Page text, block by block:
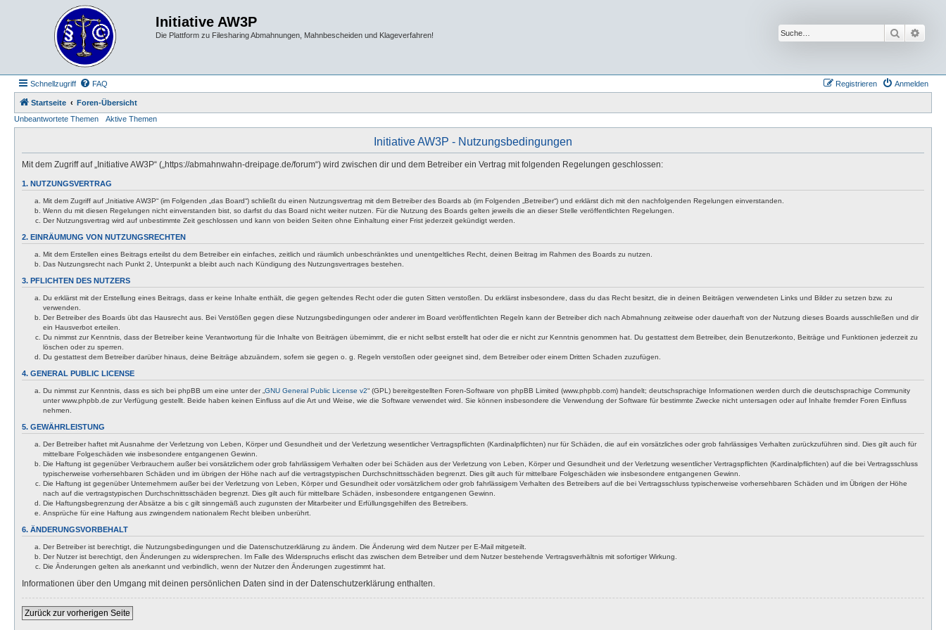
Initiative AW3P
Die Plattform zu Filesharing Abmahnungen, Mahnbescheiden und Klageverfahren! Suche
Schnellzugriff FAQ Anmelden
Registrieren
Startseite
Foren-Übersicht
Unbeantwortete Themen
Aktive Themen
Initiative AW3P - Nutzungsbedingungen
Mit dem Zugriff auf „Initiative AW3P“ („https://abmahnwahn-dreipage.de/forum“) wird zwischen dir und dem Betreiber ein Vertrag mit folgenden Regelungen geschlossen:
1. NUTZUNGSVERTRAG
Mit dem Zugriff auf „Initiative AW3P“ (im Folgenden „das Board“) schließt du einen Nutzungsvertrag mit dem Betreiber des Boards ab (im Folgenden „Betreiber“) und erklärst dich mit den nachfolgenden Regelungen einverstanden.
Wenn du mit diesen Regelungen nicht einverstanden bist, so darfst du das Board nicht weiter nutzen. Für die Nutzung des Boards gelten jeweils die an dieser Stelle veröffentlichten Regelungen.
Der Nutzungsvertrag wird auf unbestimmte Zeit geschlossen und kann von beiden Seiten ohne Einhaltung einer Frist jederzeit gekündigt werden.
2. EINRÄUMUNG VON NUTZUNGSRECHTEN
Mit dem Erstellen eines Beitrags erteilst du dem Betreiber ein einfaches, zeitlich und räumlich unbeschränktes und unentgeltliches Recht, deinen Beitrag im Rahmen des Boards zu nutzen.
Das Nutzungsrecht nach Punkt 2, Unterpunkt a bleibt auch nach Kündigung des Nutzungsvertrages bestehen.
3. PFLICHTEN DES NUTZERS
Du erklärst mit der Erstellung eines Beitrags, dass er keine Inhalte enthält, die gegen geltendes Recht oder die guten Sitten verstoßen. Du erklärst insbesondere, dass du das Recht besitzt, die in deinen Beiträgen verwendeten Links und Bilder zu setzen bzw. zu
verwenden.
Der Betreiber des Boards übt das Hausrecht aus. Bei Verstößen gegen diese Nutzungsbedingungen oder anderer im Board veröffentlichten Regeln kann der Betreiber dich nach Abmahnung zeitweise oder dauerhaft von der Nutzung dieses Boards ausschließen und dir
ein Hausverbot erteilen.
Du nimmst zur Kenntnis, dass der Betreiber keine Verantwortung für die Inhalte von Beiträgen übernimmt, die er nicht selbst erstellt hat oder die er nicht zur Kenntnis genommen hat. Du gestattest dem Betreiber, dein Benutzerkonto, Beiträge und Funktionen jederzeit zu
löschen oder zu sperren.
Du gestattest dem Betreiber darüber hinaus, deine Beiträge abzuändern, sofern sie gegen o. g. Regeln verstoßen oder geeignet sind, dem Betreiber oder einem Dritten Schaden zuzufügen.
4. GENERAL PUBLIC LICENSE
Du nimmst zur Kenntnis, dass es sich bei phpBB um eine unter der „ GNU General Public License v2“ (GPL) bereitgestellten Foren-Software von phpBB Limited (www.phpbb.com) handelt; deutschsprachige Informationen werden durch die deutschsprachige Community
unter www.phpbb.de zur Verfügung gestellt. Beide haben keinen Einfluss auf die Art und Weise, wie die Software verwendet wird. Sie können insbesondere die Verwendung der Software für bestimmte Zwecke nicht untersagen oder auf Inhalte fremder Foren Einfluss
nehmen.
5. GEWÄHRLEISTUNG
Der Betreiber haftet mit Ausnahme der Verletzung von Leben, Körper und Gesundheit und der Verletzung wesentlicher Vertragspflichten (Kardinalpflichten) nur für Schäden, die auf ein vorsätzliches oder grob fahrlässiges Verhalten zurückzuführen sind. Dies gilt auch für
mittelbare Folgeschäden wie insbesondere entgangenen Gewinn.
Die Haftung ist gegenüber Verbrauchern außer bei vorsätzlichem oder grob fahrlässigem Verhalten oder bei Schäden aus der Verletzung von Leben, Körper und Gesundheit und der Verletzung wesentlicher Vertragspflichten (Kardinalpflichten) auf die bei Vertragsschluss
typischerweise vorhersehbaren Schäden und im übrigen der Höhe nach auf die vertragstypischen Durchschnittsschäden begrenzt. Dies gilt auch für mittelbare Folgeschäden wie insbesondere entgangenen Gewinn.
Die Haftung ist gegenüber Unternehmern außer bei der Verletzung von Leben, Körper und Gesundheit oder vorsätzlichem oder grob fahrlässigem Verhalten des Betreibers auf die bei Vertragsschluss typischerweise vorhersehbaren Schäden und im Übrigen der Höhe
nach auf die vertragstypischen Durchschnittsschäden begrenzt. Dies gilt auch für mittelbare Schäden, insbesondere entgangenen Gewinn.
Die Haftungsbegrenzung der Absätze a bis c gilt sinngemäß auch zugunsten der Mitarbeiter und Erfüllungsgehilfen des Betreibers.
Ansprüche für eine Haftung aus zwingendem nationalem Recht bleiben unberührt.
6. ÄNDERUNGSVORBEHALT
Der Betreiber ist berechtigt, die Nutzungsbedingungen und die Datenschutzerklärung zu ändern. Die Änderung wird dem Nutzer per E-Mail mitgeteilt.
Der Nutzer ist berechtigt, den Änderungen zu widersprechen. Im Falle des Widerspruchs erlischt das zwischen dem Betreiber und dem Nutzer bestehende Vertragsverhältnis mit sofortiger Wirkung.
Die Änderungen gelten als anerkannt und verbindlich, wenn der Nutzer den Änderungen zugestimmt hat.
Informationen über den Umgang mit deinen persönlichen Daten sind in der Datenschutzerklärung enthalten.
Zurück zur vorherigen Seite